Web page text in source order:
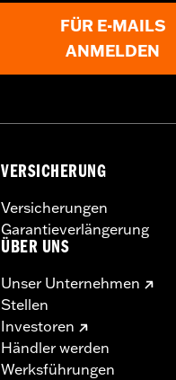
FÜR E-MAILS
ANMELDEN
VERSICHERUNG
Versicherungen
Garantieverlängerung
ÜBER UNS
Unser Unternehmen
Stellen
Investoren
Händler werden
Werksführungen